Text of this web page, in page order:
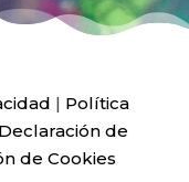
| Política
Declaración de
de Cookies